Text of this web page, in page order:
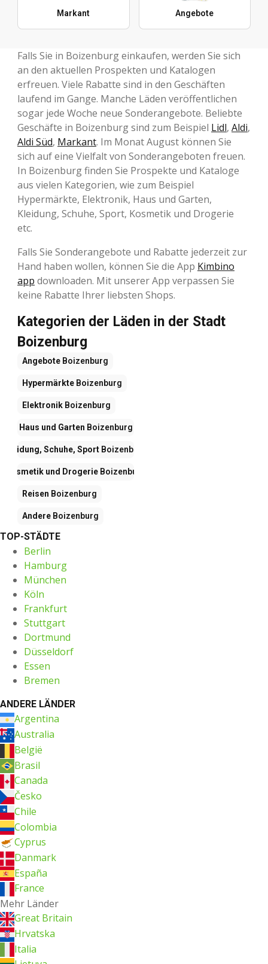
Markant Angebote
Falls Sie in Boizenburg einkaufen, werden Sie sich
an den aktuellen Prospekten und Katalogen
erfreuen. Viele Rabatte sind in den Geschäften
laufend im Gange. Manche Läden veröffentlichen
sogar jede Woche neue Sonderangebote. Beliebte
Geschäfte in Boizenburg sind zum Beispiel Lidl, Aldi,
Aldi Süd, Markant. Im Monat August können Sie
sich auf eine Vielfalt von Sonderangeboten freuen.
In Boizenburg finden Sie Prospekte und Kataloge
aus vielen Kategorien, wie zum Beispiel
Hypermärkte, Elektronik, Haus und Garten,
Kleidung, Schuhe, Sport, Kosmetik und Drogerie
etc.
Falls Sie Sonderangebote und Rabatte jederzeit zur
Hand haben wollen, können Sie die App Kimbino
app downloaden. Mit unserer App verpassen Sie
keine Rabatte Ihrer liebsten Shops.
Kategorien der Läden in der Stadt
Boizenburg
Angebote Boizenburg
Hypermärkte Boizenburg
Elektronik Boizenburg
Haus und Garten Boizenburg
Kleidung, Schuhe, Sport Boizenburg
Kosmetik und Drogerie Boizenburg
Reisen Boizenburg
Andere Boizenburg
TOP-STÄDTE
Berlin
Hamburg
München
Köln
Frankfurt
Stuttgart
Dortmund
Düsseldorf
Essen
Bremen
ANDERE LÄNDER
Argentina
Australia
België
Brasil
Canada
Česko
Chile
Colombia
Cyprus
Danmark
España
France
Mehr Länder
Great Britain
Hrvatska
Italia